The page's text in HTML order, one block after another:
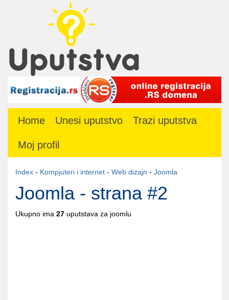
Home Unesi uputstvo Trazi uputstva
Moj profil
Index - Kompjuteri i internet - Web dizajn - Joomla
Joomla - strana #2
Ukupno ima 27 uputstava za joomlu